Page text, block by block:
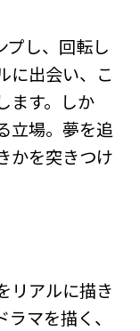
プし、回転し
に出会い、こ
ます。しか
立場。夢を追
かを突きつけ
リアルに描き
マを描く、